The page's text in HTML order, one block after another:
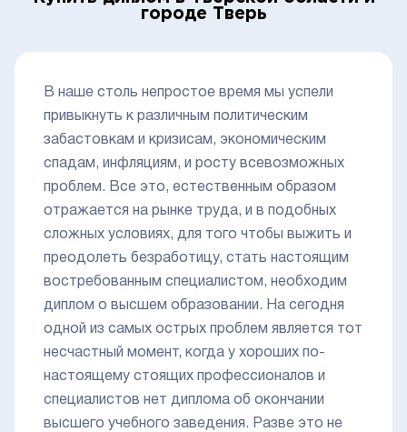
городе Тверь
В наше столь непростое время мы успели
привыкнуть к различным политическим
забастовкам и кризисам, экономическим
спадам, инфляциям, и росту всевозможных
проблем. Все это, естественным образом
отражается на рынке труда, и в подобных
сложных условиях, для того чтобы выжить и
преодолеть безработицу, стать настоящим
востребованным специалистом, необходим
диплом о высшем образовании. На сегодня
одной из самых острых проблем является тот
несчастный момент, когда у хороших по-
настоящему стоящих профессионалов и
специалистов нет диплома об окончании
высшего учебного заведения. Разве это не